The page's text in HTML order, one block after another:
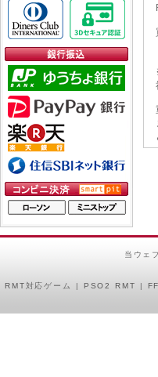
当ウェ
RMT対応ゲーム | PSO2 RMT |